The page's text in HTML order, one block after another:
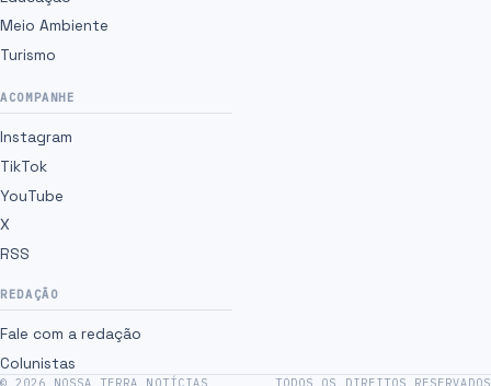
Meio Ambiente
Turismo
ACOMPANHE
Instagram
TikTok
YouTube
X
RSS
REDAÇÃO
Fale com a redação
Colunistas
©2026 NOSSA TERRA NOTÍCIAS TODOS OS DIREITOS RESERVADOS